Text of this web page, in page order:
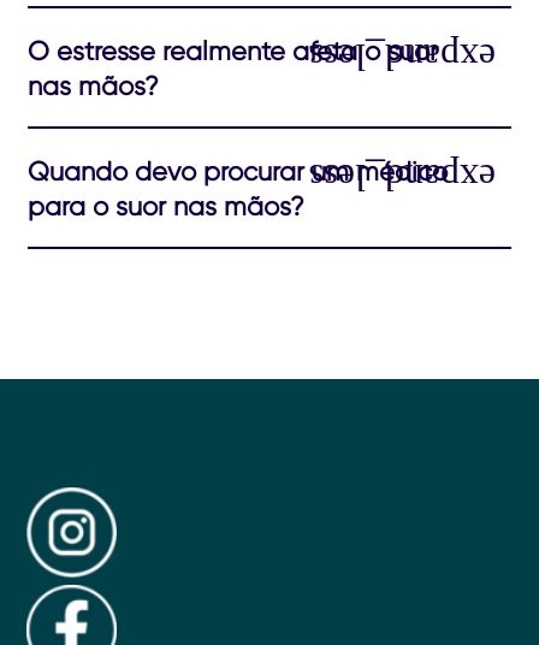
O estresse realmente afeta o suor
nas mãos?
Quando devo procurar um médico
para o suor nas mãos?